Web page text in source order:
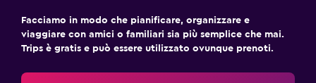
Facciamo in modo che pianificare, organizzare e
viaggiare con amici o familiari sia più semplice che mai.
Trips è gratis e può essere utilizzato ovunque prenoti.